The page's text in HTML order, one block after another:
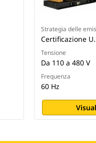
Strategia delle
Certificazione
Tensione
Da 110 a 480 V
Frequenza
60 Hz